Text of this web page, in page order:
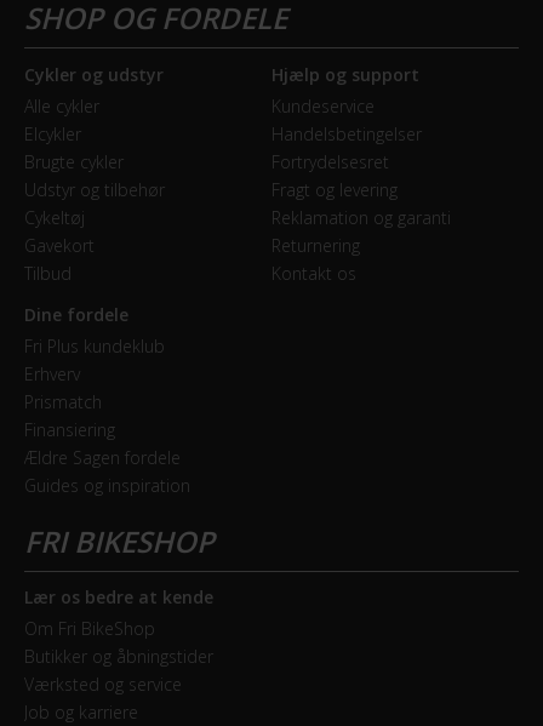
Model år
2020
BREMSER
Bagbremse
Rullebremse
Forbremse
Rullebremse
GEAR
Geartype
Indvendige gear
Samlet antal gear
7
Skiftegreb
Drejegreb
Cykler og udstyr
Alle cykler
Elcykler
Brugte cykler
Udstyr og tilbehør
Cykeltøj
Gavekort
Tilbud
Hjælp og support
Kundeservice
Handelsbetingelser
Fortrydelsesret
Fragt og levering
Reklamation og garanti
Returnering
Kontakt os
Dine fordele
Fri Plus kundeklub
Erhverv
Prismatch
Finansiering
Ældre Sagen fordele
Guides og inspiration
Lær os bedre at kende
Om Fri BikeShop
Butikker og åbningstider
Værksted og service
Job og karriere